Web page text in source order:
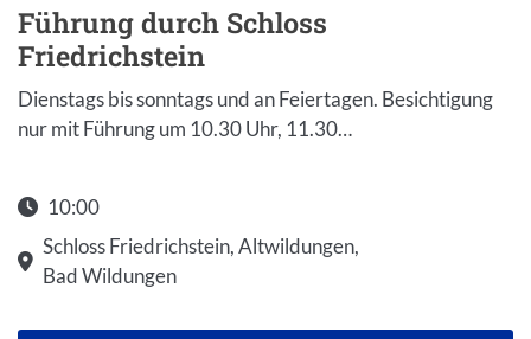
Führung durch Schloss
Friedrichstein
Dienstags bis sonntags und an Feiertagen. Besichtigung
nur mit Führung um 10.30 Uhr, 11.30…
10:00
Schloss Friedrichstein, Altwildungen,
Bad Wildungen